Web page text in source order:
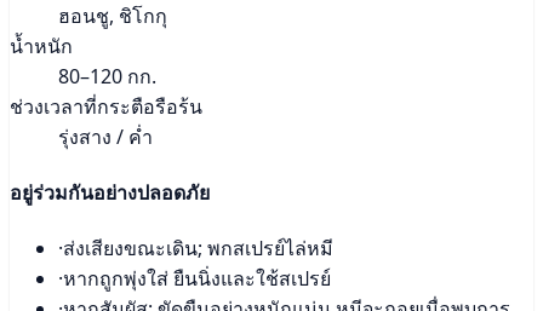
ฮอนชู, ชิโกกุ
น้ำหนัก
80–120 กก.
ช่วงเวลาที่กระตือรือร้น
รุ่งสาง / ค่ำ
อยู่ร่วมกันอย่างปลอดภัย
·ส่งเสียงขณะเดิน; พกสเปรย์ไล่หมี
·หากถูกพุ่งใส่ ยืนนิ่งและใช้สเปรย์